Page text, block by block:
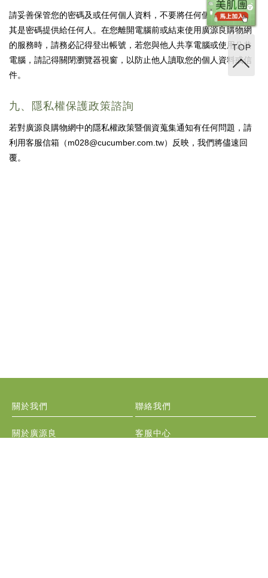
TOP
請妥善保管您的密碼及或任何個人資料，不要將任何個人資料，尤
其是密碼提供給任何人。在您離開電腦前或結束使用廣源良購物網
的服務時，請務必記得登出帳號，若您與他人共享電腦或使用公共
電腦，請記得關閉瀏覽器視窗，以防止他人讀取您的個人資料或信
件。
九、隱私權保護政策諮詢
若對廣源良購物網中的隱私權政策暨個資蒐集通知有任何問題，請
利用客服信箱（m028@cucumber.com.tw）反映，我們將儘速回
覆。
關於我們
關於廣源良
聯絡我們
客服中心